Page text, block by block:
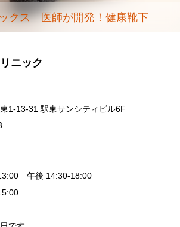
クス 医師が開発！健康靴下
ニック
1-13-31 駅東サンシティビル6F
午後 14:30-18:00